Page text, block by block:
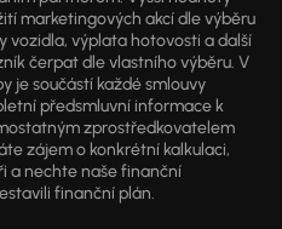
marketingových akcí dle výběru
vozidla, výplata hotovosti a další
čerpat dle vlastního výběru. V
je součástí každé smlouvy
předsmluvní informace k
zprostředkovatelem
zájem o konkrétní kalkulaci,
a nechte naše finanční
finanční plán.